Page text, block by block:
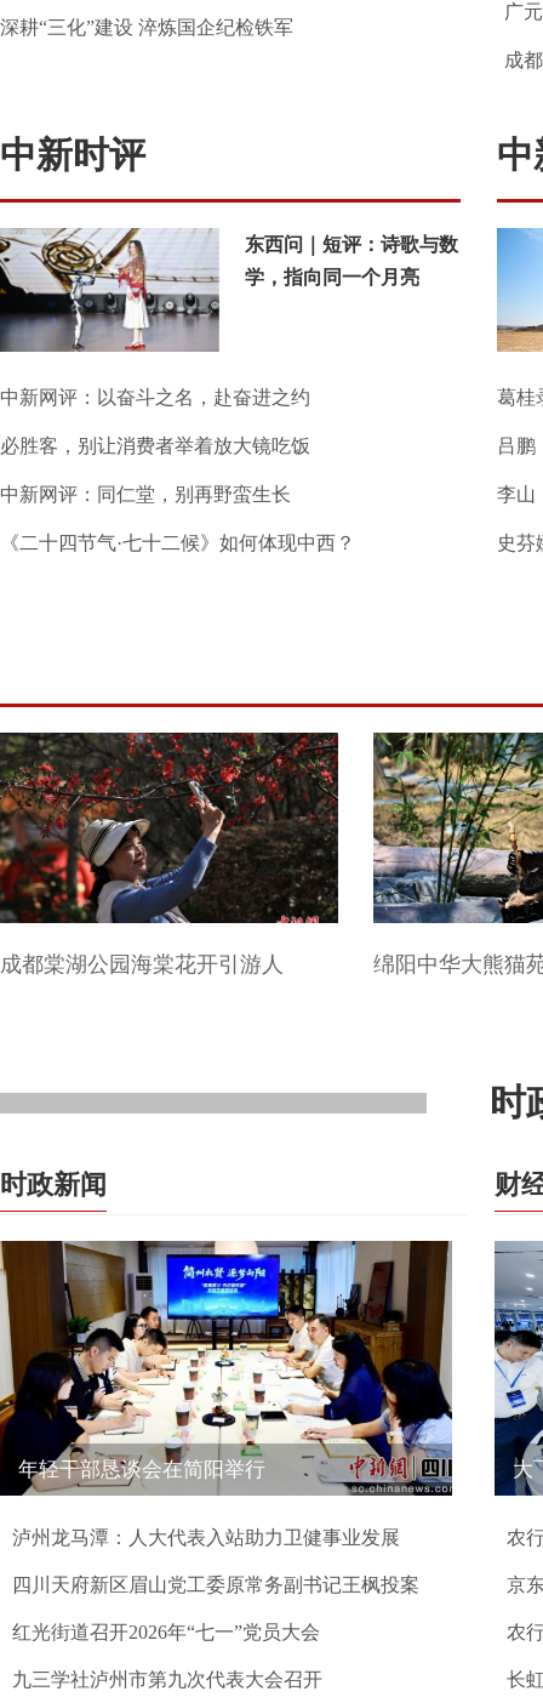
深耕“三化”建设 淬炼国企纪检铁军
广
成
中新时评
东西问｜短评：诗歌与数
学，指向同一个月亮
中新网评：以奋斗之名，赴奋进之约
必胜客，别让消费者举着放大镜吃饭
中新网评：同仁堂，别再野蛮生长
《二十四节气·七十二候》如何体现中西？
中
葛桂
吕鹏
李山
史芬
成都棠湖公园海棠花开引游人 绵阳中华大熊猫
时
时政新闻
年轻干部恳谈会在简阳举行
泸州龙马潭：人大代表入站助力卫健事业发展
四川天府新区眉山党工委原常务副书记王枫投案
红光街道召开2026年“七一”党员大会
九三学社泸州市第九次代表大会召开
财
大
农
京
农
长